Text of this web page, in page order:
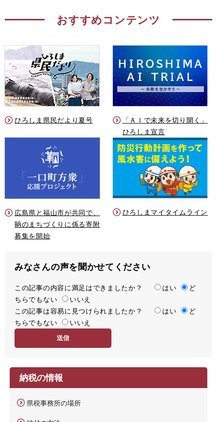
おすすめコンテンツ
ひろしま県民だより夏号
「ＡＩで未来を切り開く」
ひろしま宣言
広島県と福山市が共同で、
鞆のまちづくりに係る寄附
募集を開始
ひろしまマイタイムライン
みなさんの声を聞かせてください
満
足
度
この記事の内容に満足はできましたか？ はい
ど
ちらでもない
いいえ
容
易
この記事は容易に見つけられましたか？ はい
ど
ちらでもない
いいえ
納税の情報
県税事務所の場所